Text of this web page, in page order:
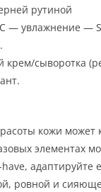
рутиной
увлажнение —
сыворотка
кожи может
элементах
адаптируйте
ровной и